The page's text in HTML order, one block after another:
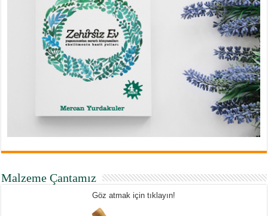
Malzeme Çantamız
Göz atmak için tıklayın!